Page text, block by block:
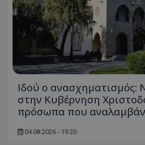
Ιδού ο ανασχηματισμός:
στην Κυβέρνηση
πρόσωπα που
04.08.2026 - 19:20